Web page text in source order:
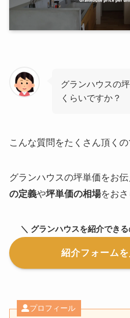
グランハウスの
くらいですか？
こんな質問をたくさん頂くの
グランハウスの坪単価をお
の定義や坪単価の相場をおさ
＼ グランハウスを紹介でき
紹介フォーム
プロフィール